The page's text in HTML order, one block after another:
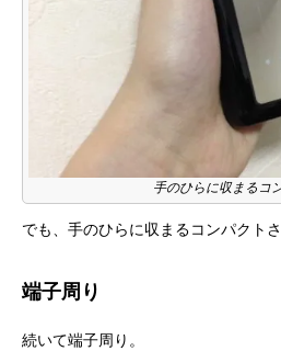
手のひらに収まるコ
でも、手のひらに収まるコンパクト
端子周り
続いて端子周り。